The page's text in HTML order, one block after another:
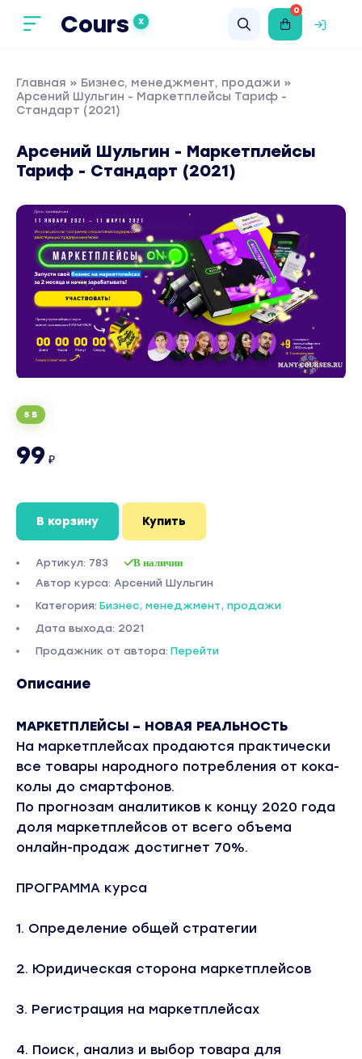
Cours X
0
Главная » Бизнес, менеджмент, продажи »
Арсений Шульгин - Маркетплейсы Тариф -
Стандарт (2021)
Арсений Шульгин - Маркетплейсы
Тариф - Стандарт (2021)
5 Б
99 ₽
В корзину Купить
Артикул: 783 В наличии
Автор курса: Арсений Шульгин
Категория: Бизнес, менеджмент, продажи
Дата выхода: 2021
Продажник от автора: Перейти
Описание
МАРКЕТПЛЕЙСЫ – НОВАЯ РЕАЛЬНОСТЬ
На маркетплейсах продаются практически
все товары народного потребления от кока-
колы до смартфонов.
По прогнозам аналитиков к концу 2020 года
доля маркетплейсов от всего объема
онлайн-продаж достигнет 70%.
ПРОГРАММА курса
1. Определение общей стратегии
2. Юридическая сторона маркетплейсов
3. Регистрация на маркетплейсах
4. Поиск, анализ и выбор товара для